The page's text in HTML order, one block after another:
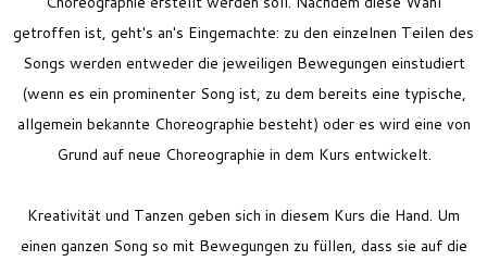
getroffen ist, geht's an's Eingemachte: zu den einzelnen Teilen des
Songs werden entweder die jeweiligen Bewegungen einstudiert
(wenn es ein prominenter Song ist, zu dem bereits eine typische,
allgemein bekannte Choreographie besteht) oder es wird eine von
Grund auf neue Choreographie in dem Kurs entwickelt.
Kreativität und Tanzen geben sich in diesem Kurs die Hand. Um
einen ganzen Song so mit Bewegungen zu füllen, dass sie auf die